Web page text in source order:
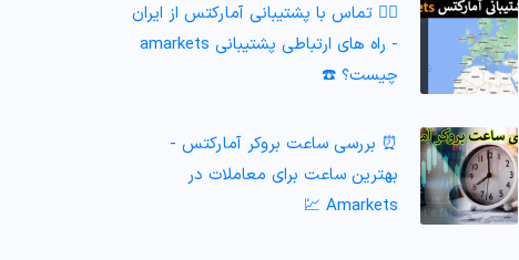
🙎‍♂️ تماس با پشتیبانی آمارکتس از ایران
- راه های ارتباطی پشتیبانی amarkets
چیست؟ ☎️
⏰ بررسی ساعت بروکر آمارکتس -
بهترین ساعت برای معاملات در
Amarkets 💹